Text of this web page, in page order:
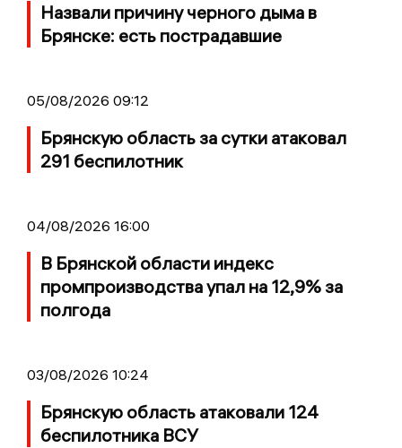
Назвали причину черного дыма в
Брянске: есть пострадавшие
05/08/2026 09:12
Брянскую область за сутки атаковал
291 беспилотник
04/08/2026 16:00
В Брянской области индекс
промпроизводства упал на 12,9% за
полгода
03/08/2026 10:24
Брянскую область атаковали 124
беспилотника ВСУ